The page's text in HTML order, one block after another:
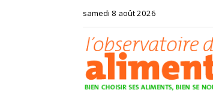
samedi 8 août 2026